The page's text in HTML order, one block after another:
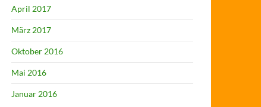
April 2017
März 2017
Oktober 2016
Mai 2016
Januar 2016